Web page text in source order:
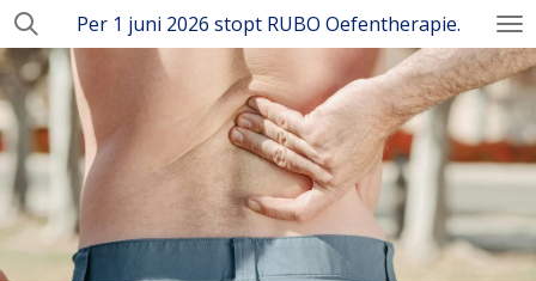
Ga
direct
naar
de
hoofdinhoud
Per 1 juni 2026 stopt RUBO Oefentherapie.